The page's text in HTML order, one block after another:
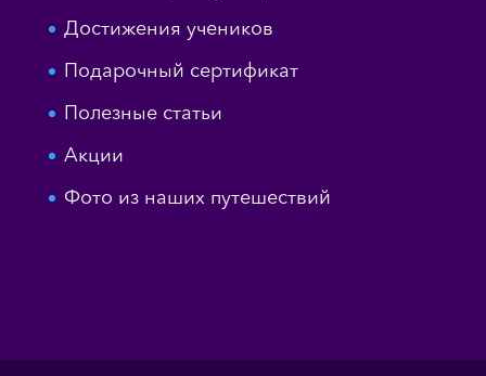
Достижения учеников
Подарочный сертификат
Полезные статьи
Акции
Фото из наших путешествий